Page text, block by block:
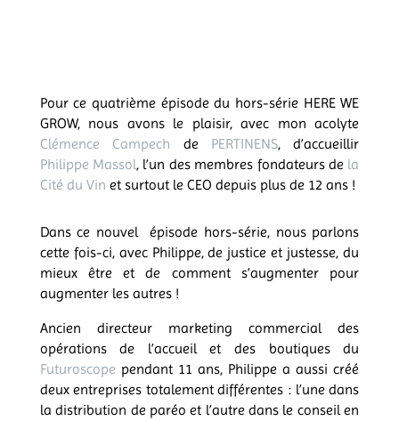
Pour ce quatrième épisode du hors-série HERE WE
GROW, nous avons le plaisir, avec mon acolyte
Clémence Campech de PERTINENS, d’accueillir
Philippe Massol, l’un des membres fondateurs de la
Cité du Vin et surtout le CEO depuis plus de 12 ans !
Dans ce nouvel épisode hors-série, nous parlons
cette fois-ci, avec Philippe, de justice et justesse, du
mieux être et de comment s’augmenter pour
augmenter les autres !
Ancien directeur marketing commercial des
opérations de l’accueil et des boutiques du
Futuroscope pendant 11 ans, Philippe a aussi créé
deux entreprises totalement différentes : l’une dans
la distribution de paréo et l’autre dans le conseil en